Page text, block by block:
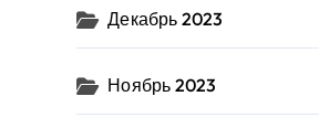
Декабрь 2023
Ноябрь 2023